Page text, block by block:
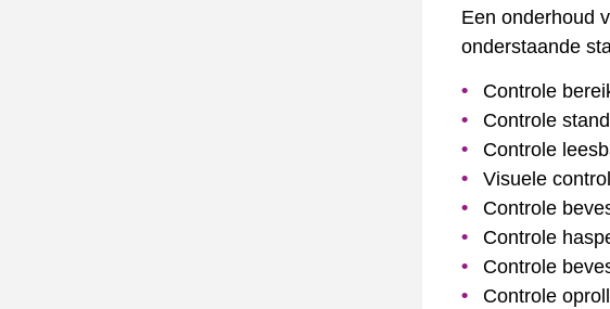
Een onderhoud
onderstaande
Controle
Controle
Controle
Visuele
Controle
Controle
Controle
Controle